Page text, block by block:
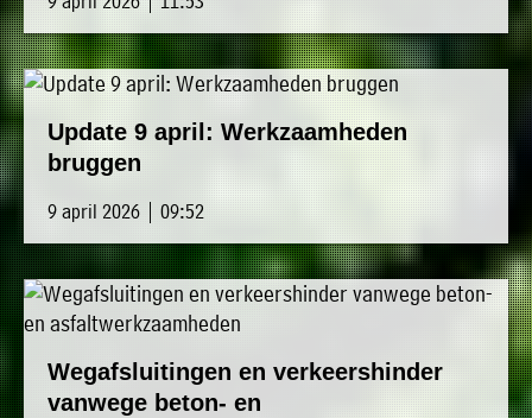
Update 9 april: Werkzaamheden
bruggen
9 april 2026 | 09:52
Wegafsluitingen en verkeershinder
vanwege beton- en